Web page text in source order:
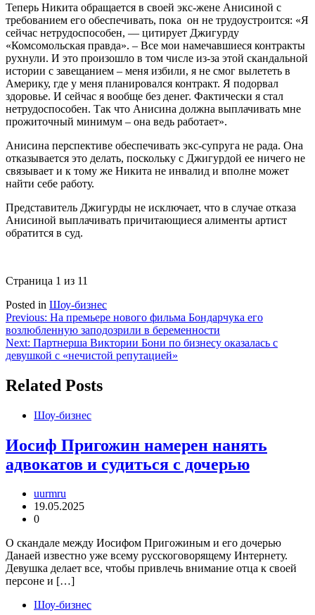
Теперь Никита обращается в своей экс-жене Анисиной с
требованием его обеспечивать, пока он не трудоустроится: «Я
сейчас нетрудоспособен, — цитирует Джигурду
«Комсомольская правда». – Все мои намечавшиеся контракты
рухнули. И это произошло в том числе из-за этой скандальной
истории с завещанием – меня избили, я не смог вылететь в
Америку, где у меня планировался контракт. Я подорвал
здоровье. И сейчас я вообще без денег. Фактически я стал
нетрудоспособен. Так что Анисина должна выплачивать мне
прожиточный минимум – она ведь работает».
Анисина перспективе обеспечивать экс-супруга не рада. Она
отказывается это делать, поскольку с Джигурдой ее ничего не
связывает и к тому же Никита не инвалид и вполне может
найти себе работу.
Представитель Джигурды не исключает, что в случае отказа
Анисиной выплачивать причитающиеся алименты артист
обратится в суд.
Страница 1 из 11
Posted in Шоу-бизнес
Навигация
по
записям
Previous: На премьере нового фильма Бондарчука его
возлюбленную заподозрили в беременности
Next: Партнерша Виктории Бони по бизнесу оказалась с
девушкой с «нечистой репутацией»
Related Posts
Шоу-бизнес
Иосиф Пригожин намерен нанять
адвокатов и судиться с дочерью
uurmru
19.05.2025
0
О скандале между Иосифом Пригожиным и его дочерью
Данаей известно уже всему русскоговорящему Интернету.
Девушка делает все, чтобы привлечь внимание отца к своей
персоне и […]
Шоу-бизнес